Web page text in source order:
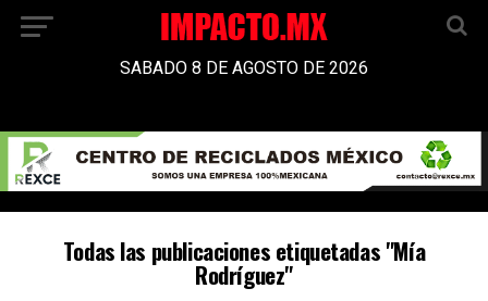
SABADO 8 DE AGOSTO DE 2026
Todas las publicaciones etiquetadas "Mía
Rodríguez"